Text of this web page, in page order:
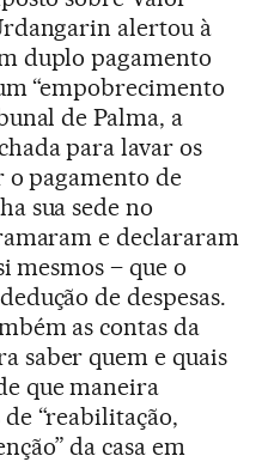
alertou à
duplo pagamento
“empobrecimento
de Palma, a
para lavar os
pagamento de
sua sede no
e declararam
mesmos – que o
de despesas.
as contas da
saber quem e quais
que maneira
“reabilitação,
da casa em